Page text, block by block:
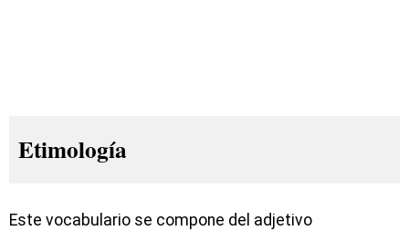
Etimología
Este vocabulario se compone del adjetivo